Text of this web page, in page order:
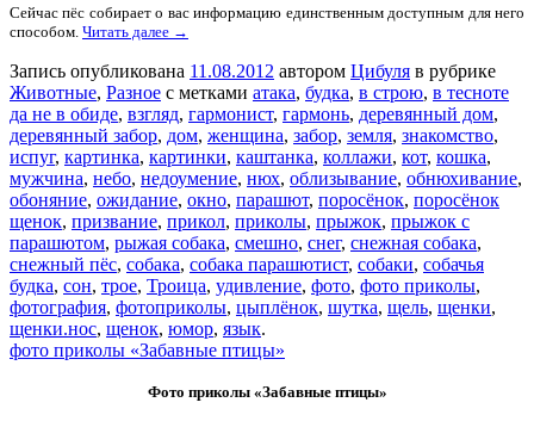
Сейчас пёс собирает о вас информацию единственным доступным для него
способом. Читать далее →
Запись опубликована 11.08.2012 автором Цибуля в рубрике
Животные, Разное с метками атака, будка, в строю, в тесноте
да не в обиде, взгляд, гармонист, гармонь, деревянный дом,
деревянный забор, дом, женщина, забор, земля, знакомство,
испуг, картинка, картинки, каштанка, коллажи, кот, кошка,
мужчина, небо, недоумение, нюх, облизывание, обнюхивание,
обоняние, ожидание, окно, парашют, поросёнок, поросёнок
щенок, призвание, прикол, приколы, прыжок, прыжок с
парашютом, рыжая собака, смешно, снег, снежная собака,
снежный пёс, собака, собака парашютист, собаки, собачья
будка, сон, трое, Троица, удивление, фото, фото приколы,
фотография, фотоприколы, цыплёнок, шутка, щель, щенки,
щенки.нос, щенок, юмор, язык.
фото приколы «Забавные птицы»
Фото приколы «Забавные птицы»